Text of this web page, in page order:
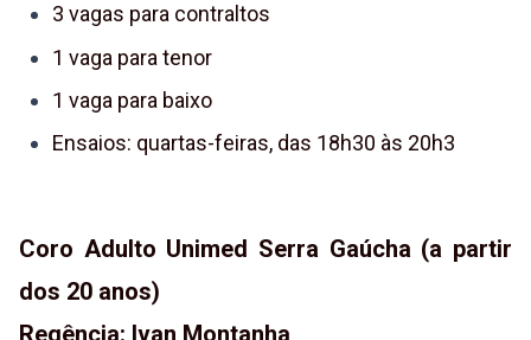
3 vagas para contraltos
1 vaga para tenor
1 vaga para baixo
Ensaios: quartas-feiras, das 18h30 às 20h3
Coro Adulto Unimed Serra Gaúcha (a partir
dos 20 anos)